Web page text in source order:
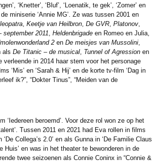
‘Knetter’, ‘Bluf’, ‘Loenatik, te gek’, ‘Zomer’ en
de miniserie ‘Annie MG’. Ze was tussen 2001 en
, Keetje van Heilbron, De GVR, Platonov,
september 2011, Heldenbrigadeen Romeo en Julia,
2en De meisjes van Mussolini,
als De Titanic – de musical, Tunnel of Agressionen
in 2014 haar stem voor het personage
‘Mis’ en ‘Sarah & Hij’ en de korte tv-film ‘Dag in
ik?”, “Dokter Tinus”, “Meiden van de
beroemd’. Voor deze rol won ze op het
Tussen 2011 en 2021 had Eva rollen in films
Collega’s 2.0’ en als Gunna in ‘De Familie Claus
en was in het theater te bewonderen in de
twee seizoenen als Connie Coninx in “Connie &